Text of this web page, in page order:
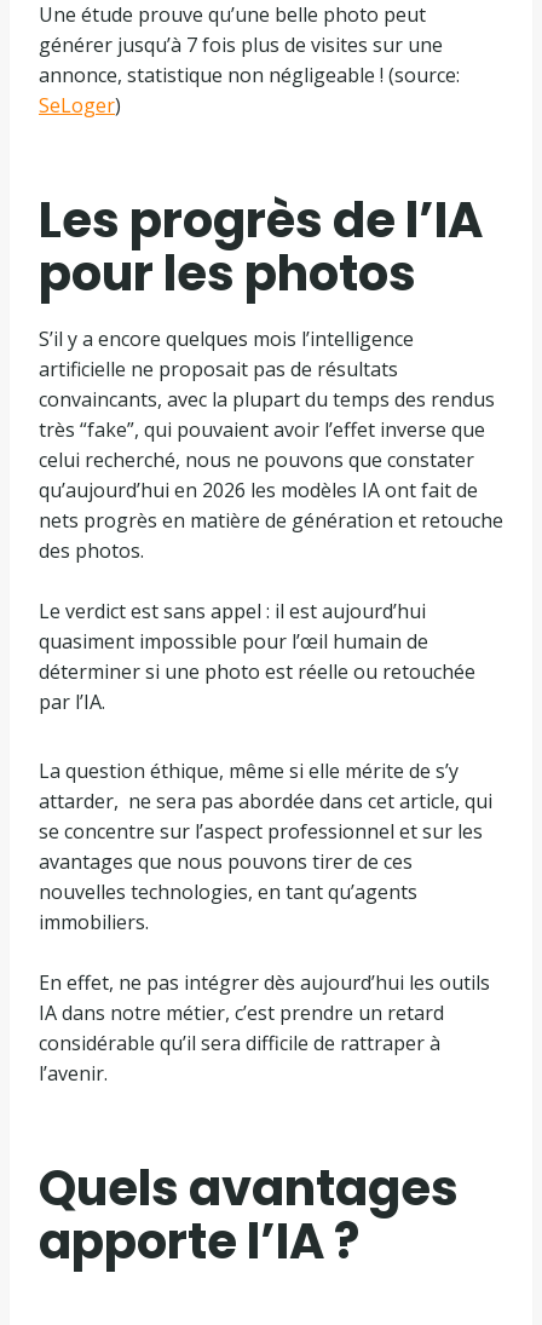
Une étude prouve qu’une belle photo peut
générer jusqu’à 7 fois plus de visites sur une
annonce, statistique non négligeable ! (source:
SeLoger)
Les progrès de l’IA
pour les photos
S’il y a encore quelques mois l’intelligence
artificielle ne proposait pas de résultats
convaincants, avec la plupart du temps des rendus
très “fake”, qui pouvaient avoir l’effet inverse que
celui recherché, nous ne pouvons que constater
qu’aujourd’hui en 2026 les modèles IA ont fait de
nets progrès en matière de génération et retouche
des photos.
Le verdict est sans appel : il est aujourd’hui
quasiment impossible pour l’œil humain de
déterminer si une photo est réelle ou retouchée
par l’IA.
La question éthique, même si elle mérite de s’y
attarder, ne sera pas abordée dans cet article, qui
se concentre sur l’aspect professionnel et sur les
avantages que nous pouvons tirer de ces
nouvelles technologies, en tant qu’agents
immobiliers.
En effet, ne pas intégrer dès aujourd’hui les outils
IA dans notre métier, c’est prendre un retard
considérable qu’il sera difficile de rattraper à
l’avenir.
Quels avantages
apporte l’IA ?